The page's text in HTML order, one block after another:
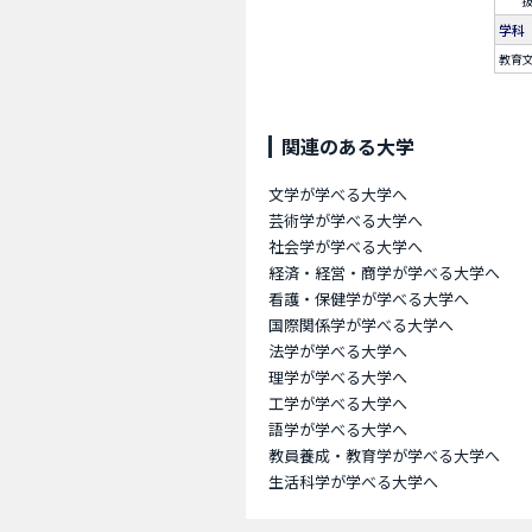
学科
教育
関連のある大学
文学が学べる大学へ
芸術学が学べる大学へ
社会学が学べる大学へ
経済・経営・商学が学べる大学へ
看護・保健学が学べる大学へ
国際関係学が学べる大学へ
法学が学べる大学へ
理学が学べる大学へ
工学が学べる大学へ
語学が学べる大学へ
教員養成・教育学が学べる大学へ
生活科学が学べる大学へ